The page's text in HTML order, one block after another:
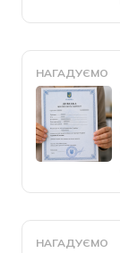
НАГАДУЄМО
НАГАДУЄМО